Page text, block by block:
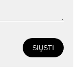
SIŲSTI